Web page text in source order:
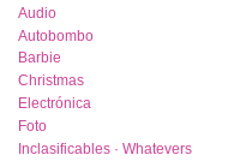
Audio
Autobombo
Barbie
Christmas
Electrónica
Foto
Inclasificables · Whatevers